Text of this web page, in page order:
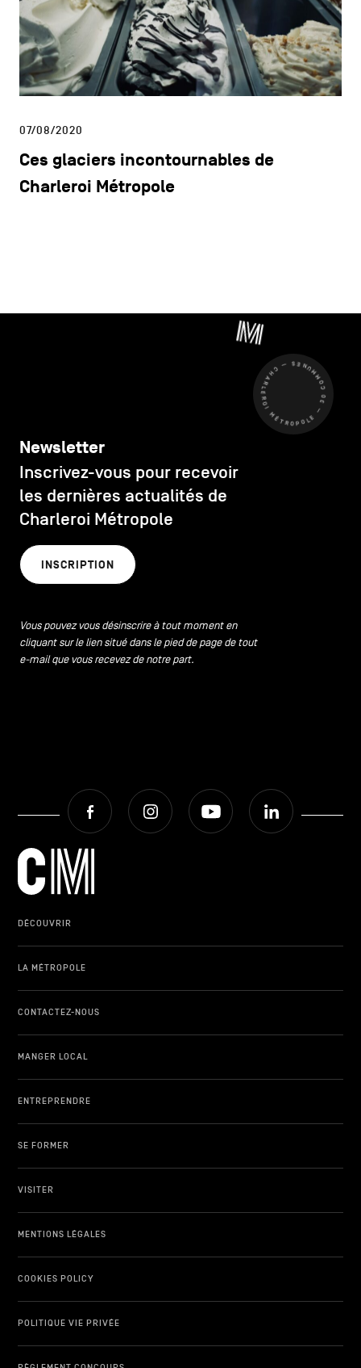
07/08/2020
Ces glaciers incontournables de
Charleroi Métropole
CHARLEROI MÉTROPOLE — 30 COMMUNES —
Newsletter
Inscrivez-vous pour recevoir
les dernières actualités de
Charleroi Métropole
INSCRIPTION
Vous pouvez vous désinscrire à tout moment en
cliquant sur le lien situé dans le pied de page de tout
e-mail que vous recevez de notre part.
Facebook Instagram Youtube
DÉCOUVRIR
LA MÉTROPOLE
CONTACTEZ-NOUS
MANGER LOCAL
ENTREPRENDRE
SE FORMER
VISITER
MENTIONS LÉGALES
COOKIES POLICY
POLITIQUE VIE PRIVÉE